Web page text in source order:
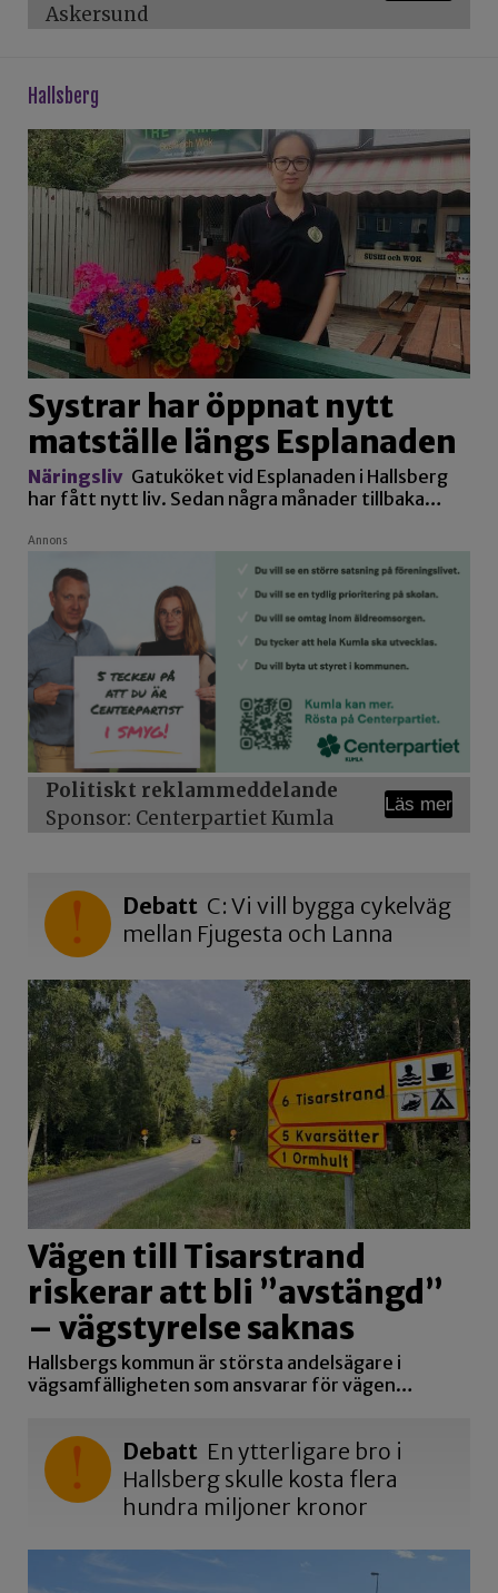
Askersund
hallsberg
Systrar har öppnat nytt
matställe längs Esplanaden
Näringsliv Gatuköket vid Esplanaden i Hallsberg
har fått nytt liv. Sedan några månader tillbaka…
Annons
Politiskt reklammeddelande
Sponsor: Centerpartiet Kumla
Läs mer
Debatt C: Vi vill bygga cykelväg
mellan Fjugesta och Lanna
Vägen till Tisarstrand
riskerar att bli ”avstängd”
– vägstyrelse saknas
Hallsbergs kommun är största andelsägare i
vägsamfälligheten som ansvarar för vägen…
Debatt En ytterligare bro i
Hallsberg skulle kosta flera
hundra miljoner kronor